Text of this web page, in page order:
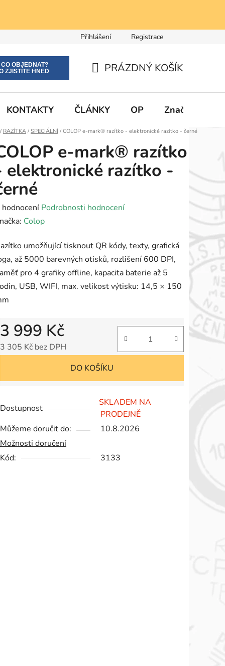
Přihlášení Registrace
KOŠÍK
PRÁZDNÝ KOŠÍK
KONTAKTY ČLÁNKY OP Značky
Domů
/ RAZÍTKA / SPECIÁLNÍ / COLOP e-mark® razítko - elektronické razítko - černé
e-mark® razítko
elektronické razítko -
hodnocení Podrobnosti hodnocení
Colop
umožňující tisknout QR kódy, texty, grafická
až 5000 barevných otisků, rozlišení 600 DPI,
pro 4 grafiky offline, kapacita baterie až 5
USB, WIFI, max. velikost výtisku: 14,5 × 150
3 999 Kč
3 305 Kč bez DPH
DO KOŠÍKU
Dostupnost
SKLADEM NA
PRODEJNĚ
Můžeme doručit do:
10.8.2026
Možnosti doručení
Kód:
3133
CO OBJEDNAT?
ZJISTÍTE HNED